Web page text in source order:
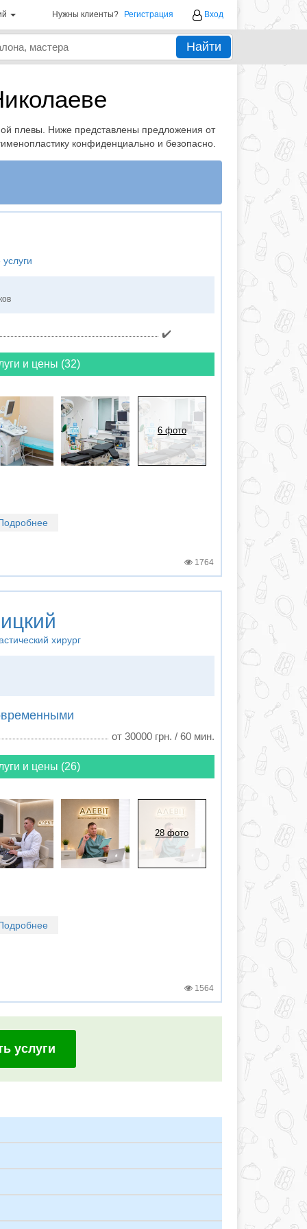
Нужны клиенты? Регистрация Вход
Найти
плевы. Ниже представлены предложения от
конфиденциально и безопасно.
✔️
и цены (32)
6 фото
1764
хирург
от 30000 грн. / 60 мин.
и цены (26)
28 фото
1564
услуги